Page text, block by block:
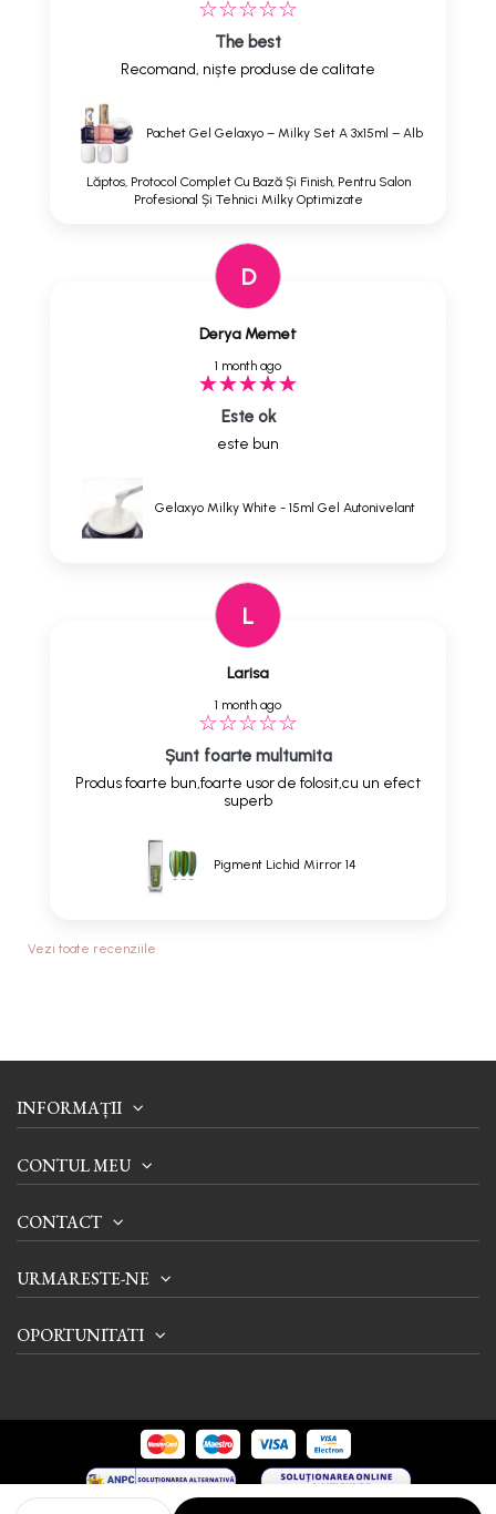
The best
Recomand, niște produse de calitate
Pachet Gel Gelaxyo – Milky Set A 3x15ml – Alb
Lăptos, Protocol Complet Cu Bază Și Finish, Pentru Salon
Profesional Și Tehnici Milky Optimizate
D
Derya Memet
1 month ago
Este ok
este bun
Gelaxyo Milky White - 15ml Gel Autonivelant
L
Larisa
1 month ago
Șunt foarte multumita
Produs foarte bun,foarte usor de folosit,cu un efect
superb
Pigment Lichid Mirror 14
Vezi toate recenziile
INFORMAȚII
CONTUL MEU
CONTACT
URMARESTE-NE
OPORTUNITATI